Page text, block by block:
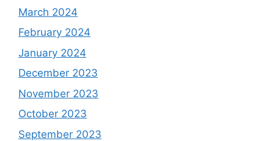
March 2024
February 2024
January 2024
December 2023
November 2023
October 2023
September 2023